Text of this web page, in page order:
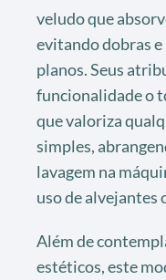
veludo que
evitando dobras
planos. Seus
funcionalidade o
que valoriza
simples,
lavagem na
uso de alvejantes
Além de
estéticos, este